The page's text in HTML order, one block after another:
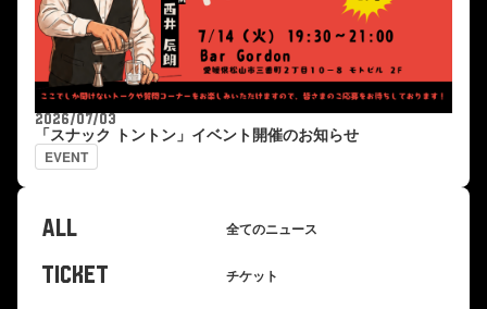
2026/07/03
「スナック トントン」イベント開催のお知らせ
EVENT
ALL 全てのニュース
TICKET チケット